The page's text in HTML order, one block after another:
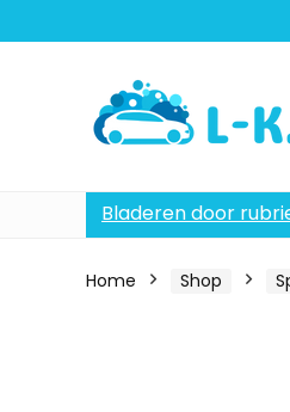
Bladeren door
Home Shop